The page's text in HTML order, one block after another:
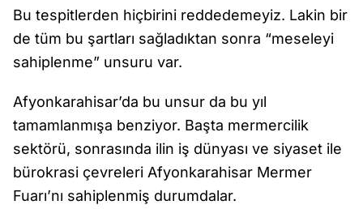
Bu tespitlerden hiçbirini reddedemeyiz. Lakin bir
de tüm bu şartları sağladıktan sonra “meseleyi
sahiplenme” unsuru var.
Afyonkarahisar’da bu unsur da bu yıl
tamamlanmışa benziyor. Başta mermercilik
sektörü, sonrasında ilin iş dünyası ve siyaset ile
bürokrasi çevreleri Afyonkarahisar Mermer
Fuarı’nı sahiplenmiş durumdalar.